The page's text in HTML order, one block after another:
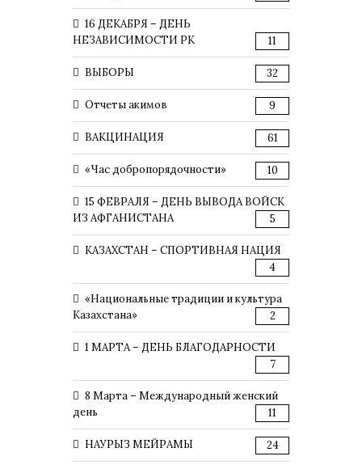
16 ДЕКАБРЯ – ДЕНЬ
НЕЗАВИСИМОСТИ РК
11
ВЫБОРЫ 32
Отчеты акимов 9
ВАКЦИНАЦИЯ 61
«Час добропорядочности» 10
15 ФЕВРАЛЯ – ДЕНЬ ВЫВОДА ВОЙСК
ИЗ АФГАНИСТАНА
5
КАЗАХСТАН – СПОРТИВНАЯ НАЦИЯ
4
«Национальные традиции и культура
Казахстана»
2
1 МАРТА – ДЕНЬ БЛАГОДАРНОСТИ
7
8 Марта – Международный женский
день
11
НАУРЫЗ МЕЙРАМЫ 24